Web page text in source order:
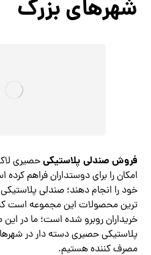
شهرهای بزرگ
فروش صندلی پلاستیکیحصیری
امکان را برای دوستداران فراهم
خود را انجام دهند؛ صندلی
ترین محصولات این مجموعه است
خریداران روبرو شده است؛ ما در
پلاستیکی حصیری دسته دار در
مصرف کننده هستیم.